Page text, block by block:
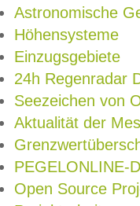
Astronomische
Höhensysteme
Einzugsgebiete
24h Regenradar
Seezeichen von
Aktualität der
PEGELONLINE-
Open Source